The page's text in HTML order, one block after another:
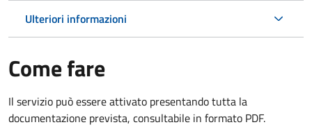
Ulteriori informazioni
Come fare
Il servizio può essere attivato presentando tutta la
documentazione prevista, consultabile in formato PDF.